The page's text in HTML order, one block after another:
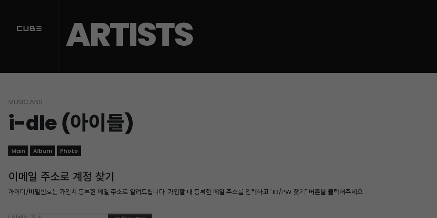
ARTISTS
MUSICIANS
i-dle (아이들)
Main Album Photo
이메일 주소로 계정 찾기
아이디/비밀번호는 가입시 등록한 메일 주소로 알려드립니다. 가입할 때 등록한 메일 주소를 입력하고 "ID/PW 찾기" 버튼을 클릭해주세요.